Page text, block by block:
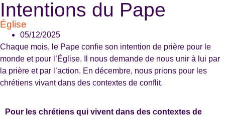
Intentions du Pape
Église
05/12/2025
Chaque mois, le Pape confie son intention de prière pour le
monde et pour l’Église. Il nous demande de nous unir à lui par
la prière et par l’action. En décembre, nous prions pour les
chrétiens vivant dans des contextes de conflit.
Pour les chrétiens qui vivent dans des contextes de